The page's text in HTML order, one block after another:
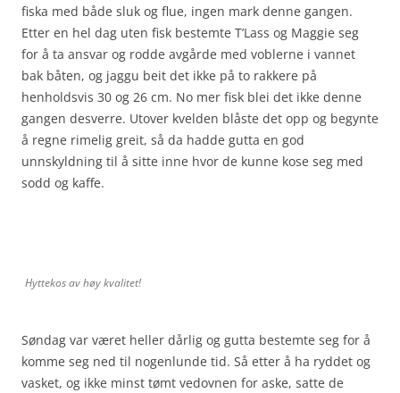
fiska med både sluk og flue, ingen mark denne gangen.
Etter en hel dag uten fisk bestemte T’Lass og Maggie seg
for å ta ansvar og rodde avgårde med voblerne i vannet
bak båten, og jaggu beit det ikke på to rakkere på
henholdsvis 30 og 26 cm. No mer fisk blei det ikke denne
gangen desverre. Utover kvelden blåste det opp og begynte
å regne rimelig greit, så da hadde gutta en god
unnskyldning til å sitte inne hvor de kunne kose seg med
sodd og kaffe.
Hyttekos av høy kvalitet!
Søndag var været heller dårlig og gutta bestemte seg for å
komme seg ned til nogenlunde tid. Så etter å ha ryddet og
vasket, og ikke minst tømt vedovnen for aske, satte de